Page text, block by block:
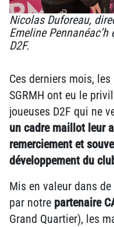
Nicolas Duforeau,
Emeline
D2F.
Ces derniers mois,
SGRMH ont eu le
joueuses D2F qui ne
un cadre maillot leur
remerciement et
développement du
Mis en valeur dans
par notre partenaire
Grand Quartier), les